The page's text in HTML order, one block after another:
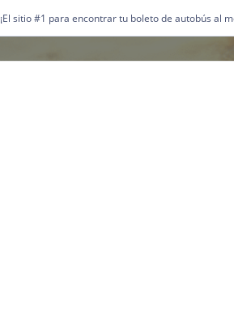
¡El sitio #1 para encontrar tu boleto de autobús al